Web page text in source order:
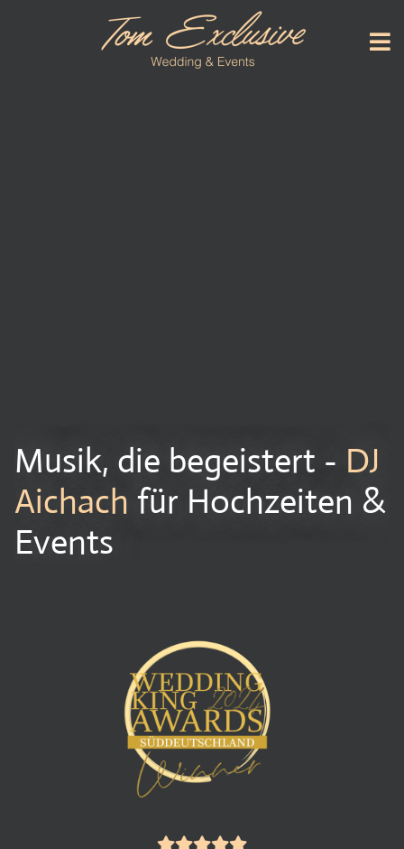
Musik, die begeistert - DJ
Aichach für Hochzeiten &
Events